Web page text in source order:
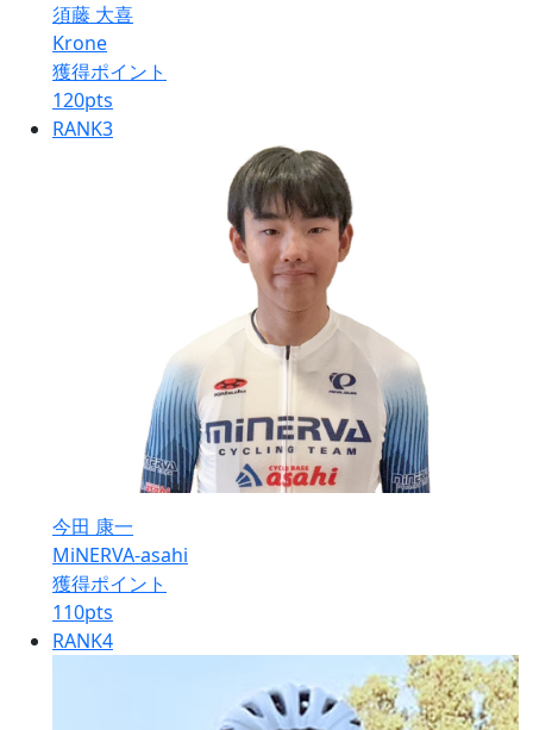
須藤 大喜
Krone
獲得ポイント
120pts
RANK3
今田 康一
MiNERVA-asahi
獲得ポイント
110pts
RANK4